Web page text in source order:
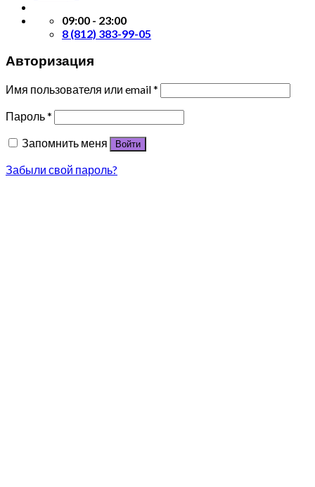
09:00 - 23:00
8 (812) 383-99-05
Авторизация
Имя пользователя или email*
Пароль*
Запомнить меня
Войти
Забыли свой пароль?